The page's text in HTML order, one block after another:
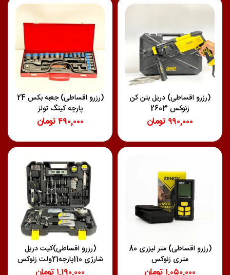
(رزرو اقساطی) دریل بتن کن
زنوکس 2603
تومان ۹۹۰,۰۰۰
(رزرو اقساطی) جعبه بکس 24
پارچه کینگ تولز
تومان۴۹۰,۰۰۰
(رزرو اقساطی) متر لیزری 80
متری زنوکس
(رزرو اقساطی)کيت دريل
شارژي 110پارچه21ولت زنوکس